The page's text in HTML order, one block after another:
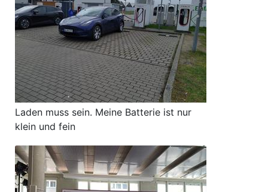
Laden muss sein. Meine Batterie ist nur
klein und fein